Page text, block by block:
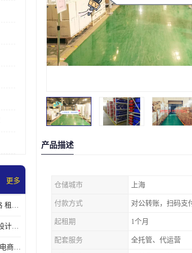
更多
玩具类短租仓库出租价格 租期灵活 智能电商配套
净化器类临时仓库出租 设计简单 电商仓储物流战略合作
云仓仓储公司 面积灵活 电商仓储物流战略合作
产品描述
仓储城市 上海
付款方式 对公转账，扫码支
起租期 1个月
配套服务 全托管、代运营